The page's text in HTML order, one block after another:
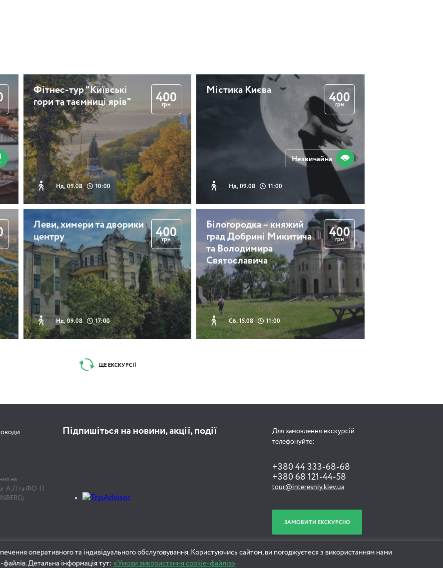
2 години 30 хвилин
Привиди замку Барона
2 години
Літні розваги у старому
Києві
2 години
Легенди Андріївського
узвозу
2 години 30 хвилин
Таємниці
Золотоворітського
кварталу
2 години 30 хвилин
Містичний
Андріївський узвіз
Старими вуличками
Подолу
екскурсія
кохання
2 години 30 хвилин
Секретний Київ
Фітнес-тур "Київські
гори та таємниці ярів"
Нд, 09.08 10:00
400
грн
Містика Києва
Нд, 09.08 11:00
400
грн
Незвичайна
Леви, химери та дворики
центру
Нд, 09.08 17:00
400
грн
Білогородка – княжий
град Добрині Микитича
та Володимира
Святославича
Сб, 15.08 11:00
400
грн
ЩЕ ЕКСКУРСІЇ
на
А.Л та ФО-П
Підпишіться на новини, акції, події
Для замовлення екскурсій
телефонуйте:
+380 44 333-68-68
+380 68 121-44-58
tour@interesniy.kiev.ua
ЗАМОВИТИ ЕКСКУРСІЮ
оперативного та індивідуального обслуговування. Користуючись сайтом, ви погоджуєтеся з використанням нами
Детальна інформація тут: «Умови використання cookie-файлів»